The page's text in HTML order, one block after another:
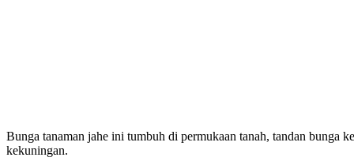
Bunga tanaman jahe ini tumbuh di permukaan tanah, tandan bunga
kekuningan.